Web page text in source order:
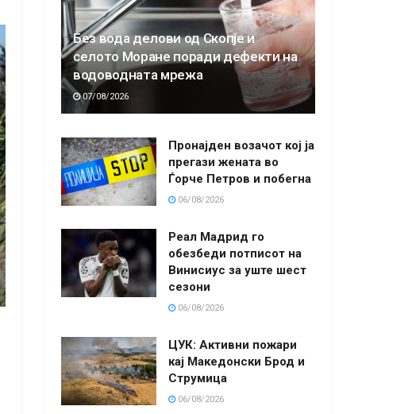
Без вода делови од Скопје и
селото Моране поради дефекти на
водоводната мрежа
07/08/2026
Пронајден возачот кој ја
прегази жената во
Ѓорче Петров и побегна
06/08/2026
Реал Мадрид го
обезбеди потписот на
Винисиус за уште шест
сезони
06/08/2026
ЦУК: Активни пожари
кај Македонски Брод и
Струмица
06/08/2026